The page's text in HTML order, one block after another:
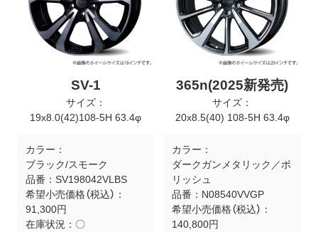
SV-1
サイズ：
19x8.0(42)108-5H 63.4φ
カラー：
ブラック/スモーク
品番： SV198042VLBS
希望小売価格（税込）：
91,300円
在庫状況： 〇
365n(2025新発売)
サイズ：
20x8.5(40) 108-5H 63.4φ
カラー：
ダークガンメタリック／ポ
リッシュ
品番： N08540VVGP
希望小売価格（税込）：
140,800円